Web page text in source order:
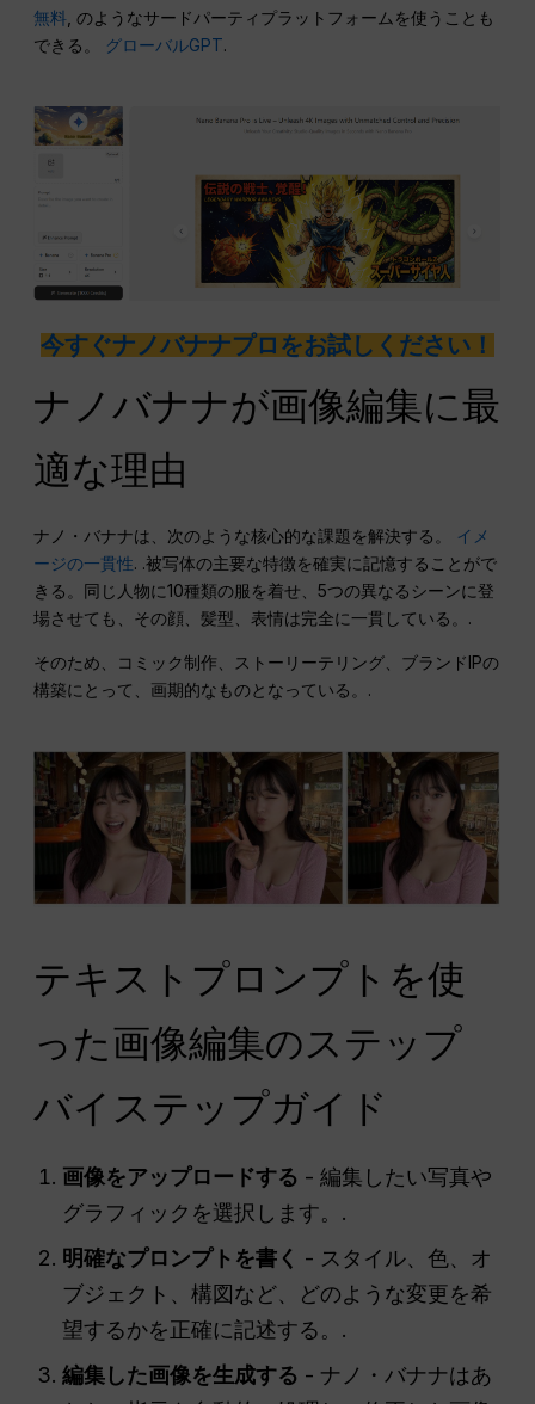
無料, のようなサードパーティプラットフォームを使うことも
できる。 グローバルGPT.
今すぐナノバナナプロをお試しください！
ナノバナナが画像編集に最
適な理由
ナノ・バナナは、次のような核心的な課題を解決する。 イメ
ージの一貫性. .被写体の主要な特徴を確実に記憶することがで
きる。同じ人物に10種類の服を着せ、5つの異なるシーンに登
場させても、その顔、髪型、表情は完全に一貫している。.
そのため、コミック制作、ストーリーテリング、ブランドIPの
構築にとって、画期的なものとなっている。.
テキストプロンプトを使
った画像編集のステップ
バイステップガイド
画像をアップロードする - 編集したい写真や
グラフィックを選択します。.
明確なプロンプトを書く - スタイル、色、オ
ブジェクト、構図など、どのような変更を希
望するかを正確に記述する。.
編集した画像を生成する - ナノ・バナナはあ